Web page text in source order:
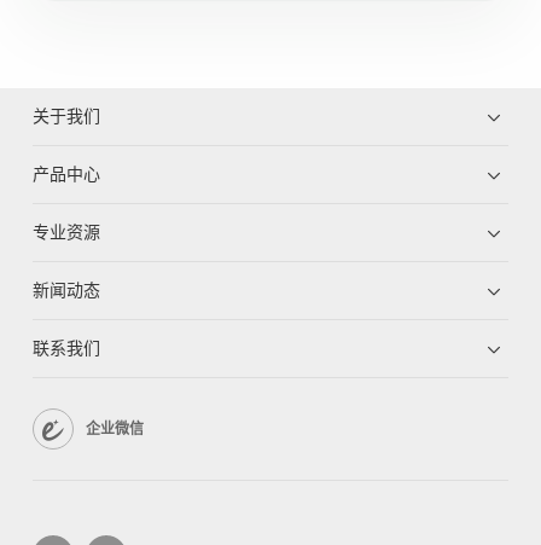
关于我们
产品中心
专业资源
新闻动态
联系我们
企业微信